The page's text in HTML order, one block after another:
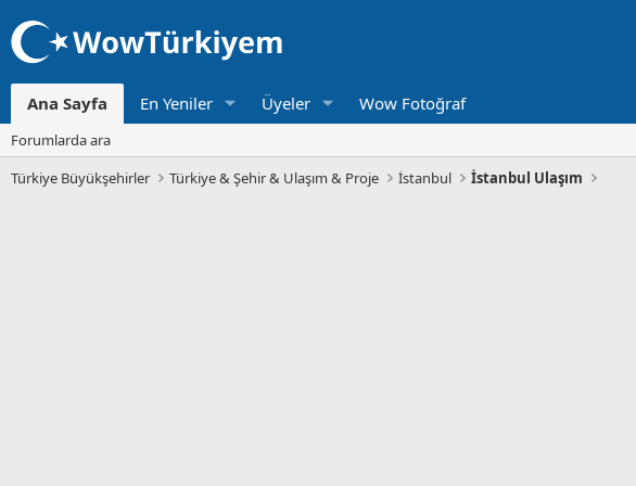
Ana Sayfa En Yeniler Üyeler Wow Fotoğraf
Forumlarda ara
Türkiye Büyükşehirler
Türkiye & Şehir & Ulaşım & Proje İstanbul İstanbul Ulaşım